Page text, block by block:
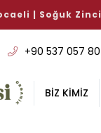
Paketi %10
+90 537 057
BİZ KİMİZ